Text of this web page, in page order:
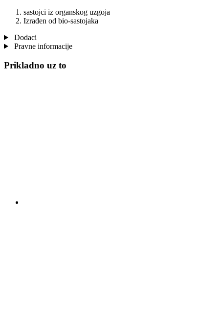
sastojci iz organskog uzgoja
Izrađen od bio-sastojaka
Dodaci
Pravne informacije
Prikladno uz to